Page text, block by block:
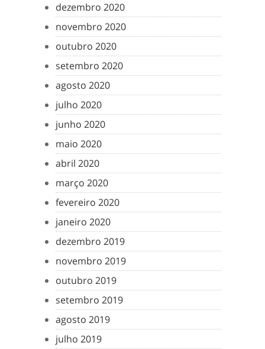
dezembro 2020
novembro 2020
outubro 2020
setembro 2020
agosto 2020
julho 2020
junho 2020
maio 2020
abril 2020
março 2020
fevereiro 2020
janeiro 2020
dezembro 2019
novembro 2019
outubro 2019
setembro 2019
agosto 2019
julho 2019